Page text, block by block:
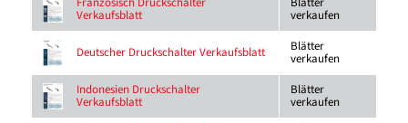
Verkaufsblatt verkaufen
Deutscher Druckschalter Verkaufsblatt Blätter
verkaufen
Indonesien Druckschalter
Verkaufsblatt
Blätter
verkaufen